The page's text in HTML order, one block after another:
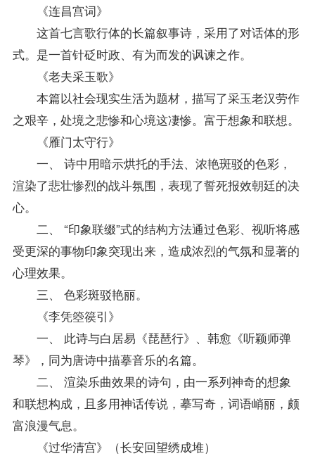
《连昌宫词》
这首七言歌行体的长篇叙事诗，采用了对话体的形
式。是一首针砭时政、有为而发的讽谏之作。
《老夫采玉歌》
本篇以社会现实生活为题材，描写了采玉老汉劳作
之艰辛，处境之悲惨和心境这凄惨。富于想象和联想。
《雁门太守行》
一、 诗中用暗示烘托的手法、浓艳斑驳的色彩，
渲染了悲壮惨烈的战斗氛围，表现了誓死报效朝廷的决
心。
二、 “印象联缀”式的结构方法通过色彩、视听将感
受更深的事物印象突现出来，造成浓烈的气氛和显著的
心理效果。
三、 色彩斑驳艳丽。
《李凭箜篌引》
一、 此诗与白居易《琵琶行》、韩愈《听颖师弹
琴》，同为唐诗中描摹音乐的名篇。
二、 渲染乐曲效果的诗句，由一系列神奇的想象
和联想构成，且多用神话传说，摹写奇，词语峭丽，颇
富浪漫气息。
《过华清宫》（长安回望绣成堆）